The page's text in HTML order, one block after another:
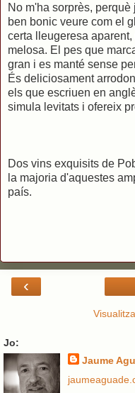
No m'ha sorprès,
ben bonic veure com el
certa lleugeresa
melosa. El pes que
gran i es manté sense
És deliciosament
els que escriuen en
simula levitats i ofereix
Dos vins exquisits de
la majoria d'aquestes
país.
‹
Jo:
Jaume